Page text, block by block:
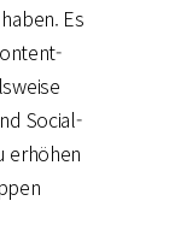
Es
Social-
erhöhen